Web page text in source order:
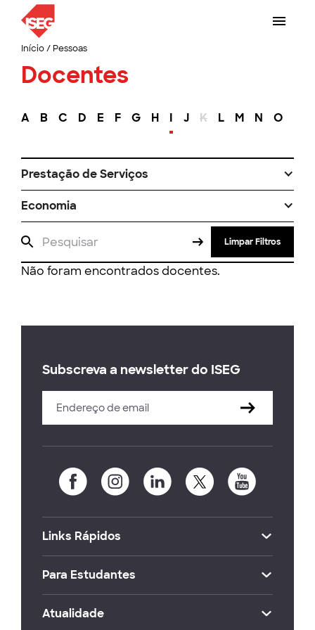
Início/ Pessoas
Docentes
A B C D E F G H I J K L M N O
Prestação de Serviços
Economia
Limpar Filtros
Não foram encontrados docentes.
Subscreva a newsletter do ISEG
Links Rápidos
Para Estudantes
Atualidade